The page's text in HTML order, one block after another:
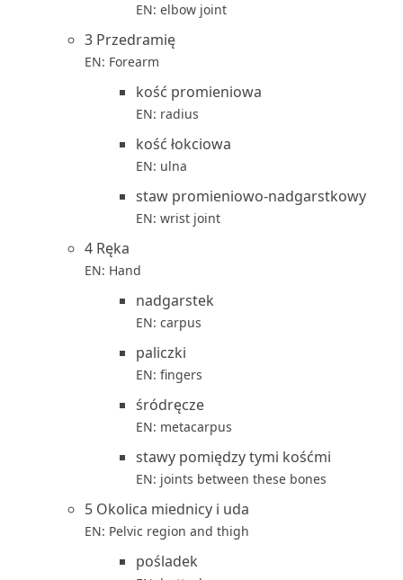
EN: elbow joint
3 Przedramię
EN: Forearm
kość promieniowa
EN: radius
kość łokciowa
EN: ulna
staw promieniowo-nadgarstkowy
EN: wrist joint
4 Ręka
EN: Hand
nadgarstek
EN: carpus
paliczki
EN: fingers
śródręcze
EN: metacarpus
stawy pomiędzy tymi kośćmi
EN: joints between these bones
5 Okolica miednicy i uda
EN: Pelvic region and thigh
pośladek